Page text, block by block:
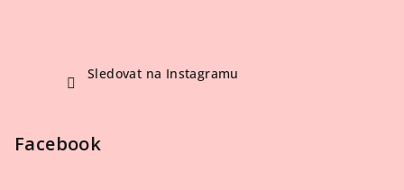
Sledovat na Instagramu
Facebook